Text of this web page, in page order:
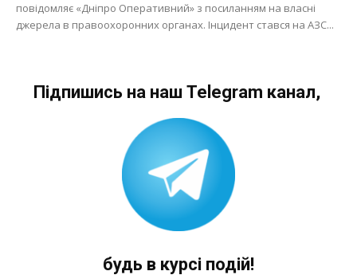
повідомляє «Дніпро Оперативний» з посиланням на власні
джерела в правоохоронних органах. Інцидент стався на АЗС...
Підпишись на наш Telegram канал,
будь в курсі подій!